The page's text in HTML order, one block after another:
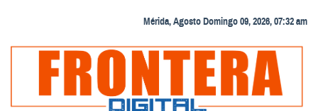
Mérida, Agosto Domingo 09, 2026, 07:32 am